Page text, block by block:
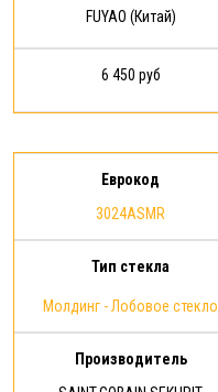
FUYAO (Китай)
6 450 руб
Еврокод
3024ASMR
Тип стекла
Молдинг - Лобовое стекло
Производитель